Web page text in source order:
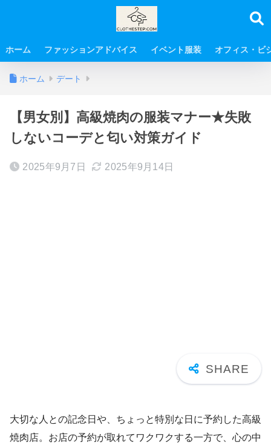
ホーム ファッションアドバイス イベント服装 オフィス・ビ
ホーム デート
【男女別】高級焼肉の服装マナー★失敗
しないコーデと匂い対策ガイド
2025年9月7日 2025年9月14日
大切な人との記念日や、ちょっと特別な日に予約した高級
焼肉店。お店の予約が取れてワクワクする一方で、心の中